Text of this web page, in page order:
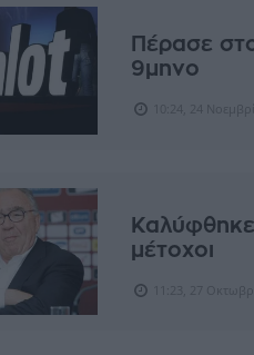
Πέρασε
9μηνο
μέτοχοι